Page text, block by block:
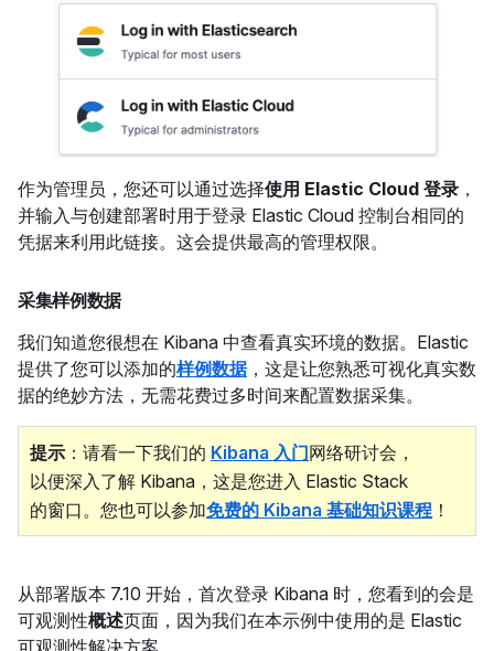
作为管理员，您还可以通过选择使用 Elastic Cloud 登录 ，
并输入与创建部署时用于登录 Elastic Cloud 控制台相同的
凭据来利用此链接。这会提供最高的管理权限。
采集样例数据
我们知道您很想在 Kibana 中查看真实环境的数据。Elastic
提供了您可以添加的样例数据，这是让您熟悉可视化真实数
据的绝妙方法，无需花费过多时间来配置数据采集。
提示 ：请看一下我们的 Kibana 入门网络研讨会，
以便深入了解 Kibana，这是您进入 Elastic Stack
的窗口。您也可以参加免费的 Kibana 基础知识课程 ！
从部署版本 7.10 开始，首次登录 Kibana 时，您看到的会是
可观测性概述页面，因为我们在本示例中使用的是 Elastic